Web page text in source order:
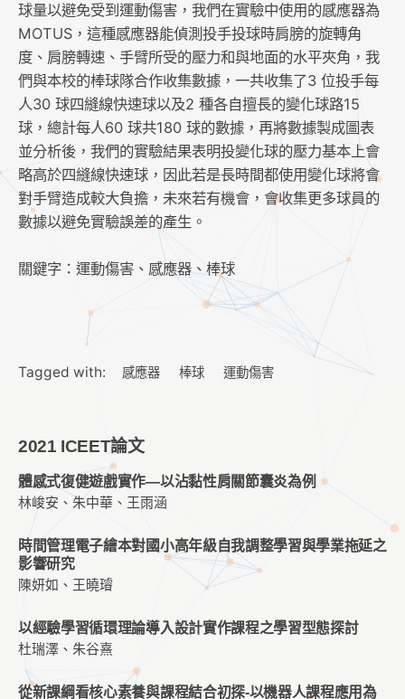
球量以避免受到運動傷害，我們在實驗中使用的感應器為
MOTUS，這種感應器能偵測投手投球時肩膀的旋轉角
度、肩膀轉速、手臂所受的壓力和與地面的水平夾角，我
們與本校的棒球隊合作收集數據，一共收集了3 位投手每
人30 球四縫線快速球以及2 種各自擅長的變化球路15
球，總計每人60 球共180 球的數據，再將數據製成圖表
並分析後，我們的實驗結果表明投變化球的壓力基本上會
略高於四縫線快速球，因此若是長時間都使用變化球將會
對手臂造成較大負擔，未來若有機會，會收集更多球員的
數據以避免實驗誤差的產生。
關鍵字：運動傷害、感應器、棒球
Tagged with: 感應器 棒球 運動傷害
2021 ICEET論文
體感式復健遊戲實作—以沾黏性肩關節囊炎為例
林峻安、朱中華、王雨涵
時間管理電子繪本對國小高年級自我調整學習與學業拖延之
影響研究
陳妍如、王曉璿
以經驗學習循環理論導入設計實作課程之學習型態探討
杜瑞澤、朱谷熹
從新課綱看核心素養與課程結合初探-以機器人課程應用為